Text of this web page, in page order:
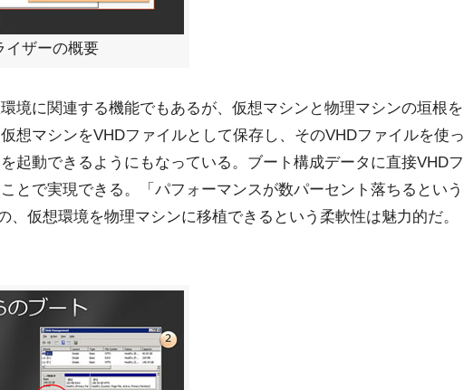
イザーの概要
境に関連する機能でもあるが、仮想マシンと物理マシンの垣根を
想マシンをVHDファイルとして保存し、そのVHDファイルを使っ
起動できるようにもなっている。ブート構成データに直接VHDフ
とで実現できる。「パフォーマンスが数パーセント落ちるという
、仮想環境を物理マシンに移植できるという柔軟性は魅力的だ。